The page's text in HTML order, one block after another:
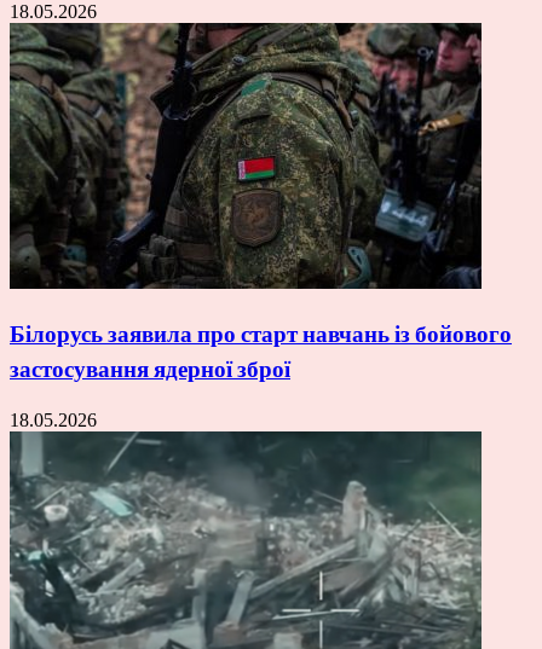
18.05.2026
Білорусь заявила про старт навчань із бойового
застосування ядерної зброї
18.05.2026